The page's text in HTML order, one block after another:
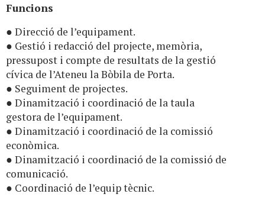
Funcions
● Direcció de l’equipament.
● Gestió i redacció del projecte, memòria,
pressupost i compte de resultats de la gestió
cívica de l’Ateneu la Bòbila de Porta.
● Seguiment de projectes.
● Dinamització i coordinació de la taula
gestora de l’equipament.
● Dinamització i coordinació de la comissió
econòmica.
● Dinamització i coordinació de la comissió de
comunicació.
● Coordinació de l’equip tècnic.